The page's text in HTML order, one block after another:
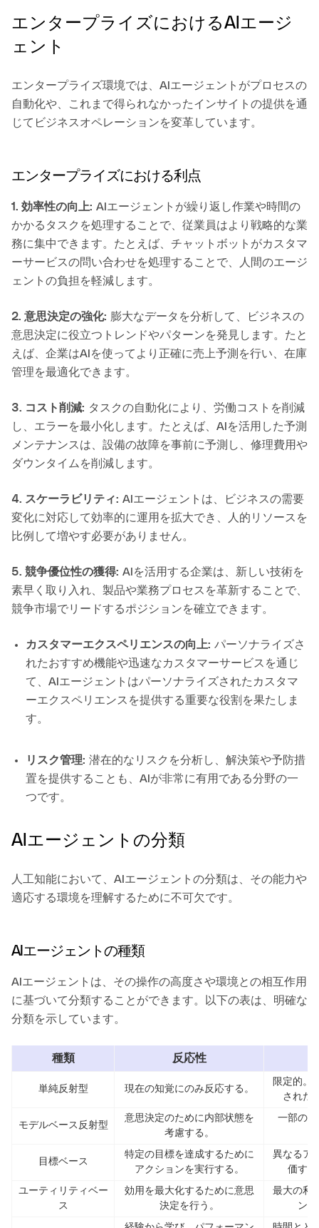
エンタープライズにおけるAIエージ
ェント
エンタープライズ環境では、AIエージェントがプロセスの
自動化や、これまで得られなかったインサイトの提供を通
じてビジネスオペレーションを変革しています。
エンタープライズにおける利点
1. 効率性の向上: AIエージェントが繰り返し作業や時間の
かかるタスクを処理することで、従業員はより戦略的な業
務に集中できます。たとえば、チャットボットがカスタマ
ーサービスの問い合わせを処理することで、人間のエージ
ェントの負担を軽減します。
2. 意思決定の強化: 膨大なデータを分析して、ビジネスの
意思決定に役立つトレンドやパターンを発見します。たと
えば、企業はAIを使ってより正確に売上予測を行い、在庫
管理を最適化できます。
3. コスト削減: タスクの自動化により、労働コストを削減
し、エラーを最小化します。たとえば、AIを活用した予測
メンテナンスは、設備の故障を事前に予測し、修理費用や
ダウンタイムを削減します。
4. スケーラビリティ: AIエージェントは、ビジネスの需要
変化に対応して効率的に運用を拡大でき、人的リソースを
比例して増やす必要がありません。
5. 競争優位性の獲得: AIを活用する企業は、新しい技術を
素早く取り入れ、製品や業務プロセスを革新することで、
競争市場でリードするポジションを確立できます。
カスタマーエクスペリエンスの向上: パーソナライズさ
れたおすすめ機能や迅速なカスタマーサービスを通じ
て、AIエージェントはパーソナライズされたカスタマ
ーエクスペリエンスを提供する重要な役割を果たしま
す。
リスク管理: 潜在的なリスクを分析し、解決策や予防措
置を提供することも、AIが非常に有用である分野の一
つです。
AIエージェントの分類
人工知能において、AIエージェントの分類は、その能力や
適応する環境を理解するために不可欠です。
AIエージェントの種類
AIエージェントは、その操作の高度さや環境との相互作用
に基づいて分類することができます。以下の表は、明確な
分類を示しています。
種類 反応性
単純反射型 現在の知覚にのみ反応する。
限定的。
された
モデルベース反射型
意思決定のために内部状態を
考慮する。
一部の
目標ベース
特定の目標を達成するために
アクションを実行する。
異なるア
価す
ユーティリティベー
ス
効用を最大化するために意思
決定を行う。
最大の利
ン